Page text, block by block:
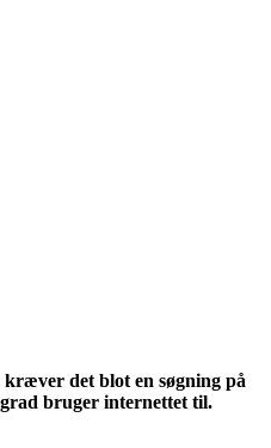
det blot en søgning på
grad bruger internettet til.